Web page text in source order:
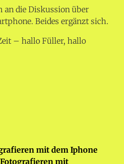
an die Diskussion über
Beides ergänzt sich.
– hallo Füller, hallo
mit dem Iphone
mit